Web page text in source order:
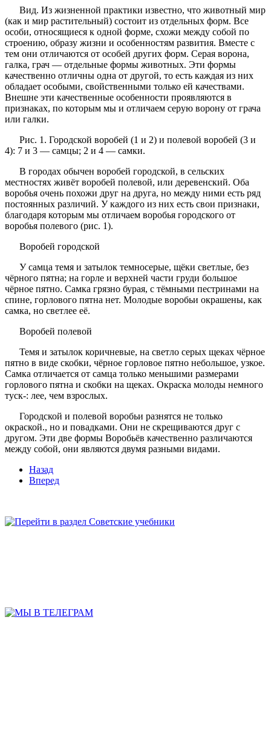
Вид. Из жизненной практики известно, что животный мир
(как и мир растительный) состоит из отдельных форм. Все
особи, относящиеся к одной форме, схожи между собой по
строению, образу жизни и особенностям развития. Вместе с
тем они отличаются от особей других форм. Серая ворона,
галка, грач — отдельные формы животных. Эти формы
качественно отличны одна от другой, то есть каждая из них
обладает особыми, свойственными только ей качествами.
Внешне эти качественные особенности проявляются в
признаках, по которым мы и отличаем серую ворону от грача
или галки.
Рис. 1. Городской воробей (1 и 2) и полевой воробей (3 и
4): 7 и 3 — самцы; 2 и 4 — самки.
В городах обычен воробей городской, в сельских
местностях живёт воробей полевой, или деревенский. Оба
воробья очень похожи друг на друга, но между ними есть ряд
постоянных различий. У каждого из них есть свои признаки,
благодаря которым мы отличаем воробья городского от
воробья полевого (рис. 1).
Воробей городской
У самца темя и затылок темносерые, щёки светлые, без
чёрного пятна; на горле и верхней части груди большое
чёрное пятно. Самка грязно бурая, с тёмными пестринами на
спине, горлового пятна нет. Молодые воробьи окрашены, как
самка, но светлее её.
Воробей полевой
Темя и затылок коричневые, на светло серых щеках чёрное
пятно в виде скобки, чёрное горловое пятно небольшое, узкое.
Самка отличается от самца только меньшими размерами
горлового пятна и скобки на щеках. Окраска молоды немного
туск-: лее, чем взрослых.
Городской и полевой воробьи разнятся не только
окраской., но и повадками. Они не скрещиваются друг с
другом. Эти две формы Воробьёв качественно различаются
между собой, они являются двумя разными видами.
Назад
Вперед